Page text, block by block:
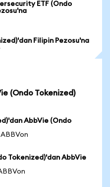
ETF (Ondo
Filipin Pezosu'na
(Ondo Tokenized)
AbbVie (Ondo
Tokenized)'dan AbbVie